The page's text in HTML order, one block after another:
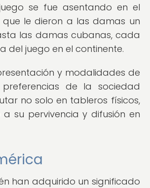
se fue asentando en el
le dieron a las damas un
las damas cubanas, cada
del juego en el continente.
y modalidades de
de la sociedad
no solo en tableros físicos,
su pervivencia y difusión en
han adquirido un significado